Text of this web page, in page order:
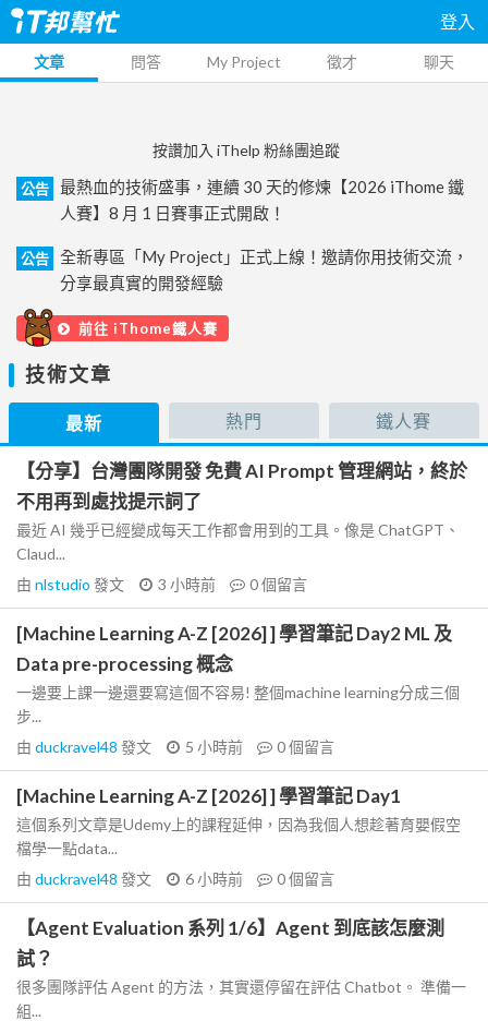
登入
文章 問答 My Project 徵才 聊天
按讚加入 iThelp 粉絲團追蹤
公告
最熱血的技術盛事，連續 30 天的修煉【2026 iThome 鐵
人賽】8 月 1 日賽事正式開啟！
公告
全新專區「My Project」正式上線！邀請你用技術交流，
分享最真實的開發經驗
前往 iThome鐵人賽
技術文章
最新 熱門 鐵人賽
【分享】台灣團隊開發 免費 AI Prompt 管理網站，終於
不用再到處找提示詞了
最近 AI 幾乎已經變成每天工作都會用到的工具。像是 ChatGPT、
Claud...
由 nlstudio 發文 3 小時前 0個留言
[Machine Learning A-Z [2026] ] 學習筆記 Day2 ML 及
Data pre-processing 概念
一邊要上課一邊還要寫這個不容易! 整個machine learning分成三個
步...
由 duckravel48 發文 5 小時前 0個留言
[Machine Learning A-Z [2026] ] 學習筆記 Day1
這個系列文章是Udemy上的課程延伸，因為我個人想趁著育嬰假空
檔學一點data...
由 duckravel48 發文 6 小時前 0個留言
【Agent Evaluation 系列 1/6】Agent 到底該怎麼測
試？
很多團隊評估 Agent 的方法，其實還停留在評估 Chatbot。 準備一
組...